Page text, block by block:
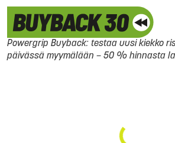
Powergrip Buyback: testaa uusi kiekko
päivässä myymälään – 50 % hinnasta